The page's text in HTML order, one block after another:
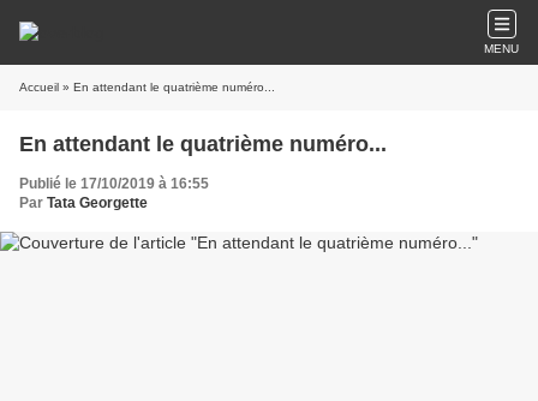
MENU
Accueil » En attendant le quatrième numéro...
En attendant le quatrième numéro...
Publié le 17/10/2019 à 16:55
Par Tata Georgette